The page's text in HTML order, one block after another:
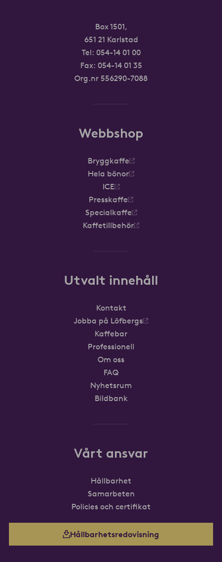
Box 1501,
651 21 Karlstad
Tel: 054-14 01 00
Fax: 054-14 01 35
Org.nr 556290-7088
Webbshop
Bryggkaffe
Hela bönor
ICE
Presskaffe
Specialkaffe
Kaffetillbehör
Utvalt innehåll
Kontakt
Jobba på Löfbergs
Kaffebar
Professionell
Om oss
FAQ
Nyhetsrum
Bildbank
Vårt ansvar
Hållbarhet
Samarbeten
Policies och certifikat
Hållbarhetsredovisning